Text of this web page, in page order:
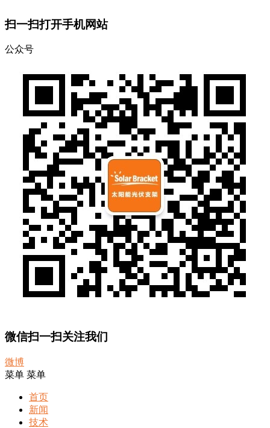
扫一扫打开手机网站
公众号
微信扫一扫关注我们
微博
菜单 菜单
首页
新闻
技术